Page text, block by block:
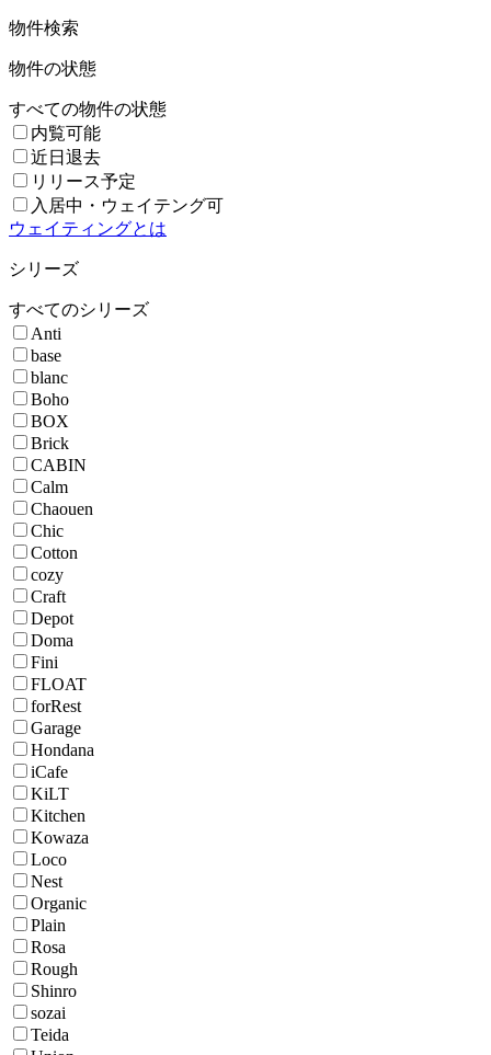
物件検索
物件の状態
すべての物件の状態
内覧可能
近日退去
リリース予定
入居中・ウェイテング可
ウェイティングとは
シリーズ
すべてのシリーズ
Anti
base
blanc
Boho
BOX
Brick
CABIN
Calm
Chaouen
Chic
Cotton
cozy
Craft
Depot
Doma
Fini
FLOAT
forRest
Garage
Hondana
iCafe
KiLT
Kitchen
Kowaza
Loco
Nest
Organic
Plain
Rosa
Rough
Shinro
sozai
Teida